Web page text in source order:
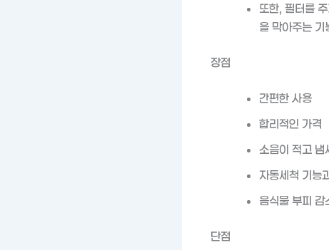
또한, 필터를
을 막아주는 기
장점
간편한 사용
합리적인 가격
소음이 적고 냄
자동세척 기능
음식물 부피 감
단점